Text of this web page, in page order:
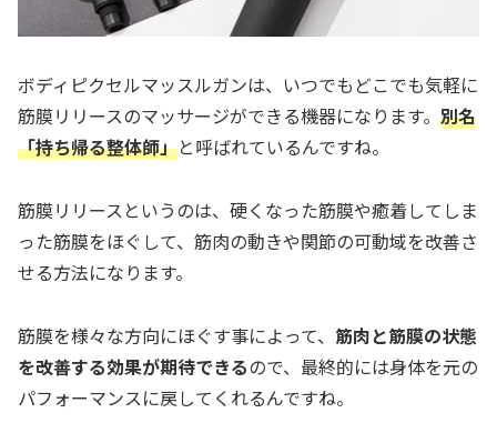
ボディピクセルマッスルガンは、いつでもどこでも気軽に
筋膜リリースのマッサージができる機器になります。 別名
「持ち帰る整体師」と呼ばれているんですね。
筋膜リリースというのは、硬くなった筋膜や癒着してしま
った筋膜をほぐして、筋肉の動きや関節の可動域を改善さ
せる方法になります。
筋膜を様々な方向にほぐす事によって、 筋肉と筋膜の状態
を改善する効果が期待できるので、最終的には身体を元の
パフォーマンスに戻してくれるんですね。